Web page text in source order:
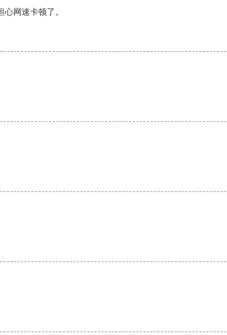
网速卡顿了。